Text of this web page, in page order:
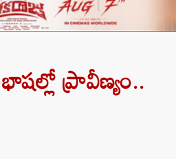
ప్రావీణ్యం..